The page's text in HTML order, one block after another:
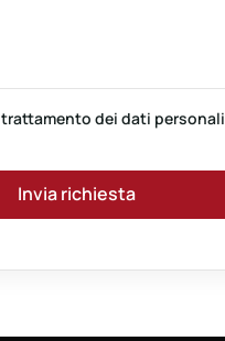
trattamento dei dati personali
Invia richiesta